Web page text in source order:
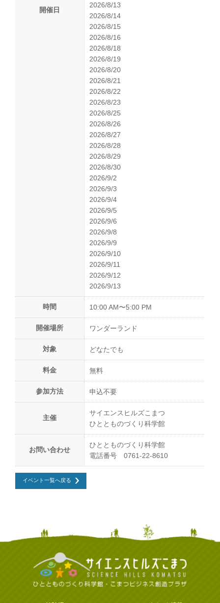
開催日
2026/8/13
2026/8/14
2026/8/15
2026/8/16
2026/8/18
2026/8/19
2026/8/20
2026/8/21
2026/8/22
2026/8/23
2026/8/25
2026/8/26
2026/8/27
2026/8/28
2026/8/29
2026/8/30
2026/9/2
2026/9/3
2026/9/4
2026/9/5
2026/9/6
2026/9/8
2026/9/9
2026/9/10
2026/9/11
2026/9/12
2026/9/13
時間 10:00 AM〜5:00 PM
開催場所 ワンダーランド
対象 どなたでも
料金 無料
参加方法 申込不要
主催
サイエンスヒルズこまつ
ひととものづくり科学館
お問い合わせ
ひととものづくり科学館
電話番号 0761-22-8610
イベント一覧へ戻る